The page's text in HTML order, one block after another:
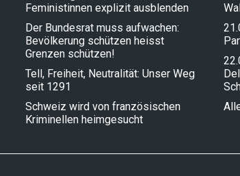
Feministinnen explizit ausblenden
Der Bundesrat muss aufwachen:
Bevölkerung schützen heisst
Grenzen schützen!
Tell, Freiheit, Neutralität: Unser Weg
seit 1291
Schweiz wird von französischen
Kriminellen heimgesucht